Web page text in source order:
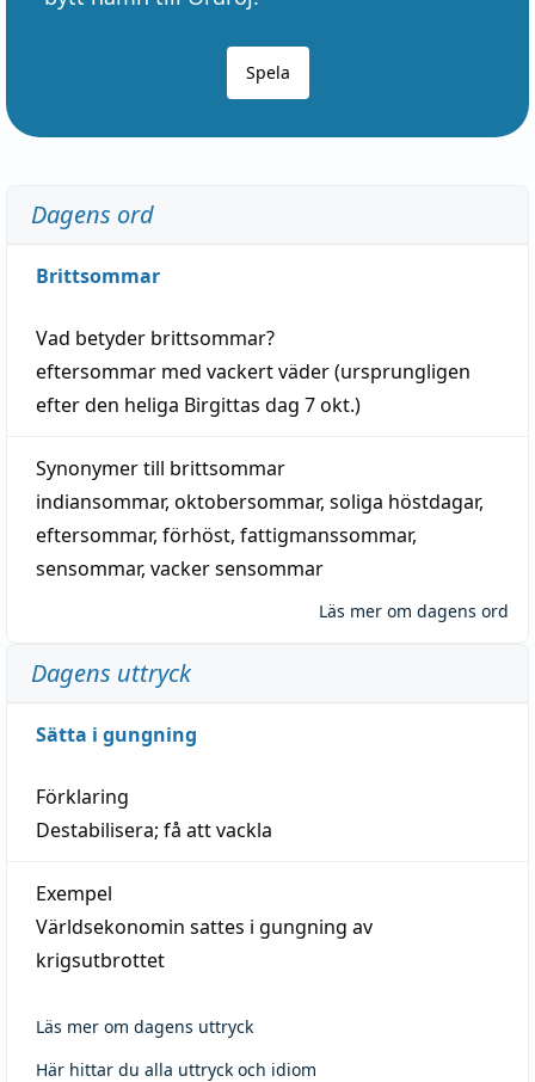
Spela
Dagens ord
Brittsommar
Vad betyder brittsommar?
eftersommar med vackertväder(ursprungligen
efter den heliga Birgittas dag 7 okt.)
Synonymer till brittsommar
indiansommar, oktobersommar, soliga höstdagar,
eftersommar, förhöst, fattigmanssommar,
sensommar, vacker sensommar
Läs mer om dagens ord
Dagens uttryck
Sätta i gungning
Förklaring
Destabilisera; få att vackla
Exempel
Världsekonomin sattes i gungning av
krigsutbrottet
Läs mer om dagens uttryck
Här hittar du alla uttryck och idiom